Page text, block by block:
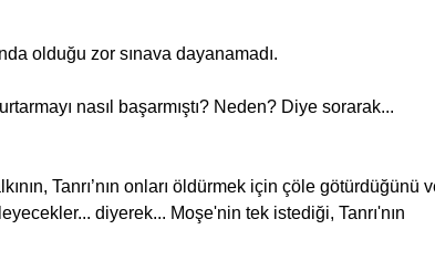
olduğu zor sınava dayanamadı.
nasıl başarmıştı? Neden? Diye sorarak...
diyerek... Moşe'nin tek istediği, Tanrı'nın